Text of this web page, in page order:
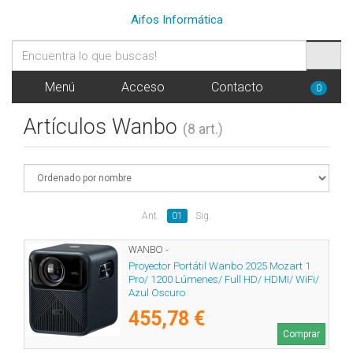
Aifos Informática
Menú Acceso Contacto 0
Artículos Wanbo (8 art.)
Ant. 01 Sig.
WANBO -
Proyector Portátil Wanbo 2025 Mozart 1
Pro/ 1200 Lúmenes/ Full HD/ HDMI/ WiFi/
Azul Oscuro
455,78 €
Comprar